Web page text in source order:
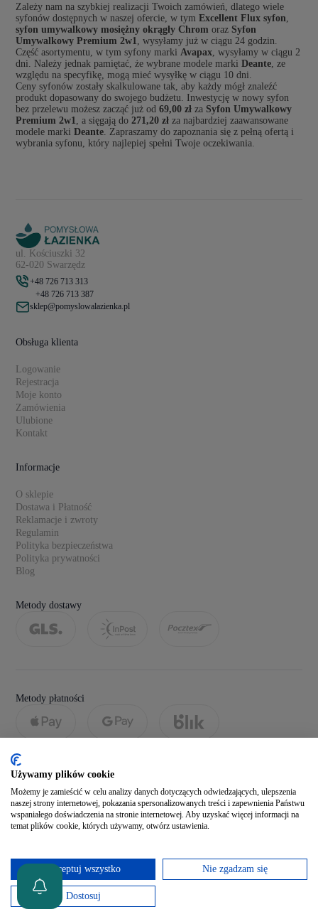
Zależy nam na szybkiej realizacji Twoich zamówień, dlatego wiele
syfonów dostępnych w naszej ofercie, w tymExcellent Flux syfon
syfon umywalkowy mosiężny okrągły Chrom orazSyfon
Umywalkowy Premium 2w1
, wysyłamy już w ciągu 24 godzin.
Część asortymentu, w tym syfony marki Avapax , wysyłamy w ciągu 2
dni. Należy jednak pamiętać, że wybrane modele markiDeante , ze
względu na specyfikę, mogą mieć wysyłkę w ciągu 10 dni.
Ceny syfonów zostały skalkulowane tak, aby każdy mógł znaleźć
produkt dopasowany do swojego budżetu. Inwestycję w nowy syfon
bez przelewu możesz zacząć już od69,00 zł zaSyfon Umywalkowy
Premium 2w1
, a sięgają do 271,20 zł za najbardziej zaawansowane
modele markiDeante . Zapraszamy do zapoznania się z pełną ofertą i
wybrania syfonu, który najlepiej spełni Twoje oczekiwania.
ul. Kościuszki 32
62-020 Swarzędz
+48 726 713 313
+48 726 713 387
sklep@pomyslowalazienka.pl
Obsługa klienta
Logowanie
Rejestracja
Moje konto
Zamówienia
Ulubione
Kontakt
Informacje
O sklepie
Dostawa i Płatność
Reklamacje i zwroty
Regulamin
Polityka bezpieczeństwa
Polityka prywatności
Blog
Metody dostawy
Metody płatności
Social media
Zobacz naszego Facebooka
Używamy plików cookie
Możemy je zamieścić w celu analizy danych dotyczących odwiedzających, ulepszenia
naszej strony internetowej, pokazania spersonalizowanych treści i zapewnienia Państwu
wspaniałego doświadczenia na stronie internetowej. Aby uzyskać więcej informacji na
temat plików cookie, których używamy, otwórz ustawienia.
Akceptuj wszystko Nie zgadzam się
Dostosuj